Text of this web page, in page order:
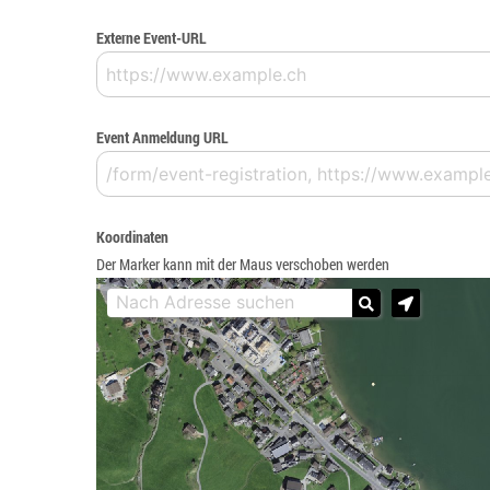
Externe Event-URL
Event Anmeldung URL
Koordinaten
Der Marker kann mit der Maus verschoben werden